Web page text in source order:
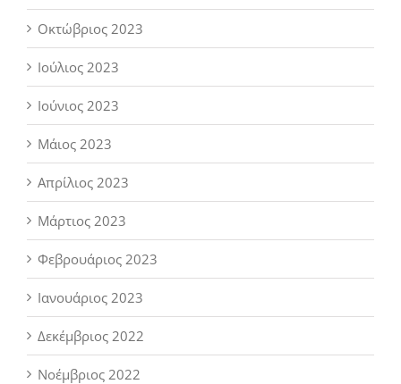
Οκτώβριος 2023
Ιούλιος 2023
Ιούνιος 2023
Μάιος 2023
Απρίλιος 2023
Μάρτιος 2023
Φεβρουάριος 2023
Ιανουάριος 2023
Δεκέμβριος 2022
Νοέμβριος 2022